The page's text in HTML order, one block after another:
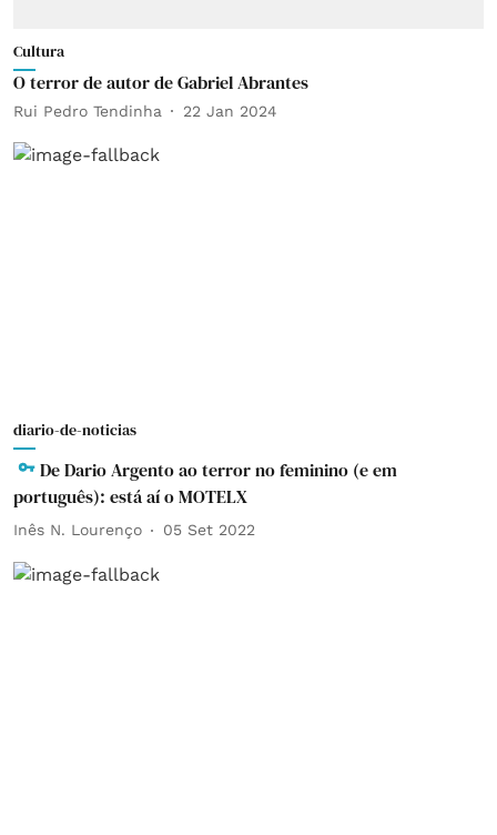
Cultura
O terror de autor de Gabriel Abrantes
Rui Pedro Tendinha 22 Jan 2024
diario-de-noticias
De Dario Argento ao terror no feminino (e em
português): está aí o MOTELX
Inês N. Lourenço 05 Set 2022